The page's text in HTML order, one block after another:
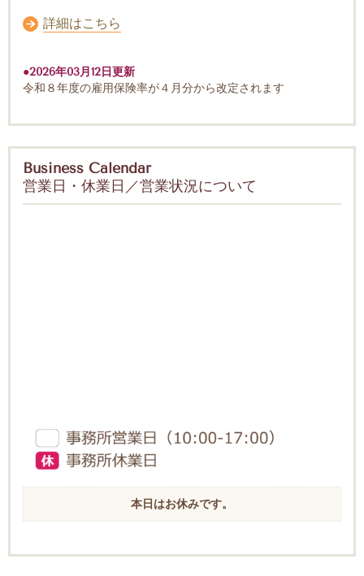
詳細はこちら
●2026年03月12日更新
令和８年度の雇用保険率が４月分から改定されます
Business Calendar
営業日・休業日／営業状況について
本日はお休みです。